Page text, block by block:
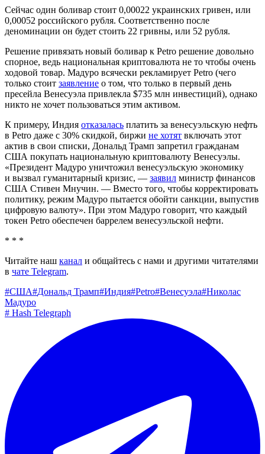
Сейчас один боливар стоит 0,00022 украинских гривен, или
0,00052 российского рубля. Соответственно после
деноминации он будет стоить 22 гривны, или 52 рубля.
Решение привязать новый боливар к Petro решение довольно
спорное, ведь национальная криптовалюта не то чтобы очень
ходовой товар. Мадуро всячески рекламирует Petro (чего
только стоит заявление о том, что только в первый день
пресейла Венесуэла привлекла $735 млн инвестиций), однако
никто не хочет пользоваться этим активом.
К примеру, Индия отказалась платить за венесуэльскую нефть
в Petro даже с 30% скидкой, биржи не хотят включать этот
актив в свои списки, Дональд Трамп запретил гражданам
США покупать национальную криптовалюту Венесуэлы.
«Президент Мадуро уничтожил венесуэльскую экономику
и вызвал гуманитарный кризис, — заявил министр финансов
США Стивен Мнучин. — Вместо того, чтобы корректировать
политику, режим Мадуро пытается обойти санкции, выпустив
цифровую валюту». При этом Мадуро говорит, что каждый
токен Petro обеспечен баррелем венесуэльской нефти.
* * *
Читайте наш канал и общайтесь с нами и другими читателями
в чате Telegram.
#США#Дональд Трамп#Индия#Petro#Венесуэла#Николас
Мадуро
# Hash Telegraph